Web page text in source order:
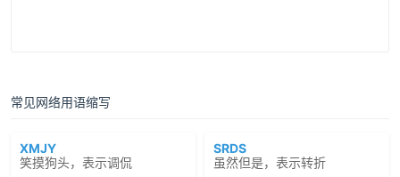
常见网络用语缩写
XMJY
笑摸狗头，表示调侃
SRDS
虽然但是，表示转折